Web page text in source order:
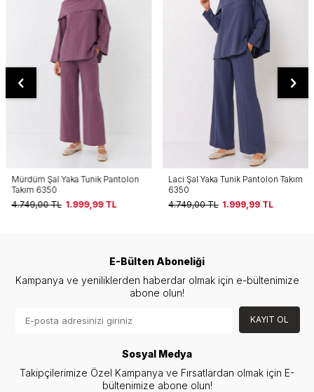
Mürdüm Şal Yaka Tunik Pantolon
Takım 6350
4.749,00TL 1.999,99TL
Laci Şal Yaka Tunik Pantolon Takım
6350
4.749,00TL 1.999,99TL
E-Bülten Aboneliği
Kampanya ve yeniliklerden haberdar olmak için e-bültenimize
abone olun!
KAYIT OL
Sosyal Medya
Takipçilerimize Özel Kampanya ve Fırsatlardan olmak için E-
bültenimize abone olun!